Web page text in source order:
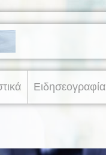
Ειδησεογραφία